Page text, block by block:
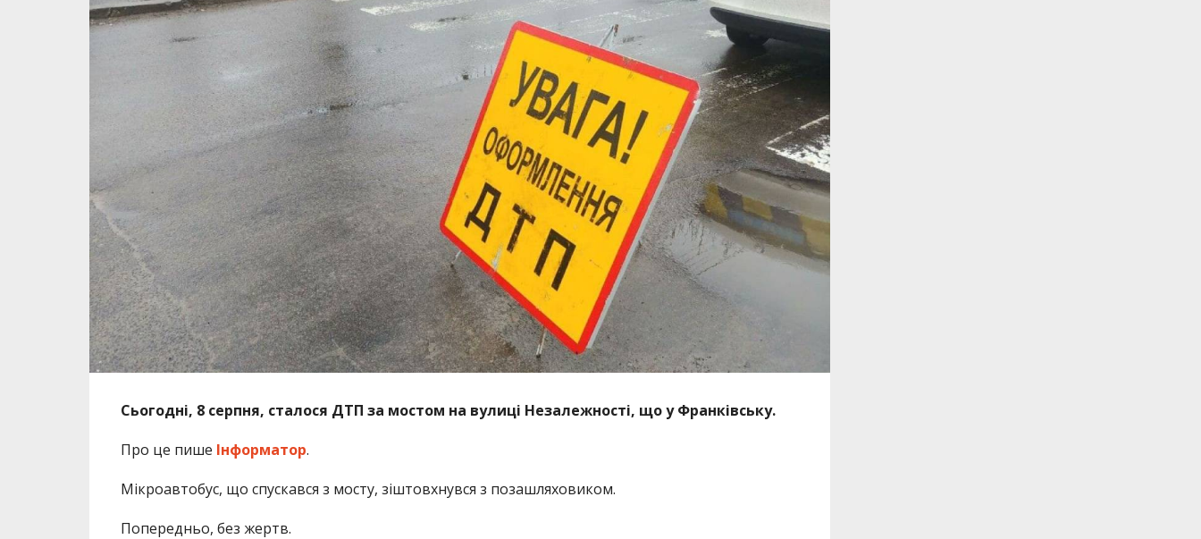
Сьогодні, 8 серпня, сталося ДТП за мостом на вулиці Незалежності, що у Франківську.
Про це пише Інформатор.
Мікроавтобус, що спускався з мосту, зіштовхнувся з позашляховиком.
Попередньо, без жертв.